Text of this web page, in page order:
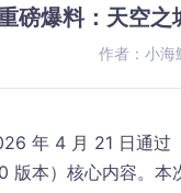
磅爆料：天空
作者：小海
年 4 月 21 日通过
版本）核心内容。